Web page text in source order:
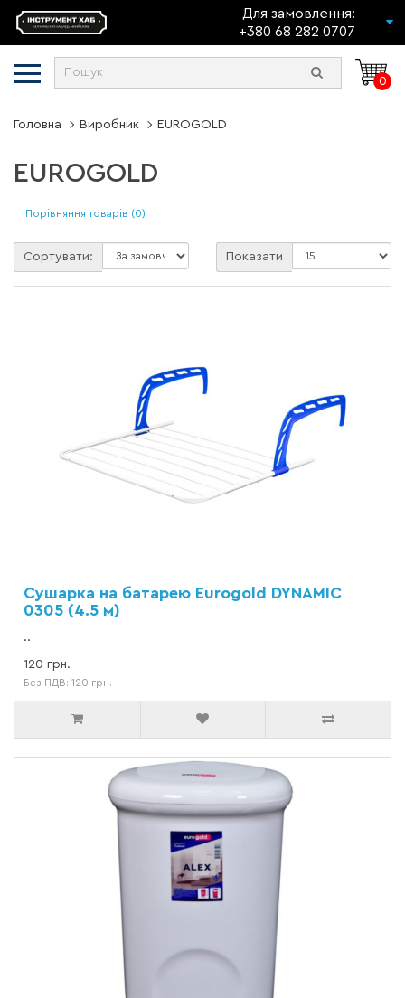
Для замовлення:
+380 68 282 0707
0
Головна Виробник EUROGOLD
EUROGOLD
Порівняння товарів (0)
Сортувати: Показати
Cушарка на батарею Eurogold DYNAMIC
0305 (4.5 м)
..
120 грн.
Без ПДВ: 120 грн.